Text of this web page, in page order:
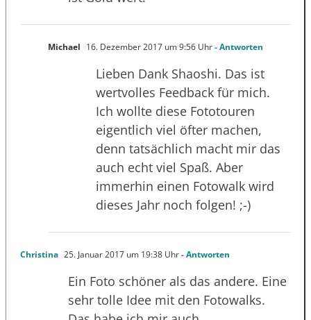
Michael 16. Dezember 2017 um 9:56 Uhr- Antworten
Lieben Dank Shaoshi. Das ist
wertvolles Feedback für mich.
Ich wollte diese Fototouren
eigentlich viel öfter machen,
denn tatsächlich macht mir das
auch echt viel Spaß. Aber
immerhin einen Fotowalk wird
dieses Jahr noch folgen! ;-)
Christina 25. Januar 2017 um 19:38 Uhr- Antworten
Ein Foto schöner als das andere. Eine
sehr tolle Idee mit den Fotowalks.